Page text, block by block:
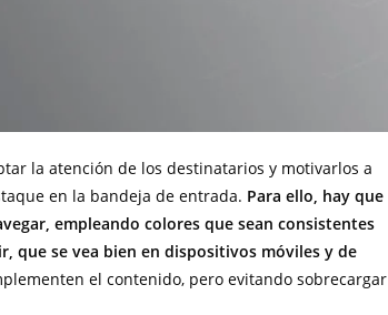
la atención de los destinatarios y motivarlos a
en la bandeja de entrada. Para ello, hay que
empleando colores que sean consistentes
que se vea bien en dispositivos móviles y de
el contenido, pero evitando sobrecargar